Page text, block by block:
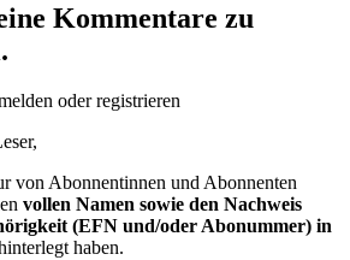
Kommentare zu
oder registrieren
von Abonnentinnen und Abonnenten
vollen Namen sowie den Nachweis
(EFN und/oder Abonummer) in
haben.